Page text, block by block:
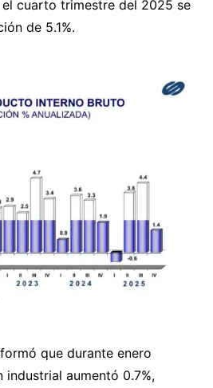
cuarto trimestre del 2025 se
de 5.1%.
que durante enero
aumentó 0.7%,